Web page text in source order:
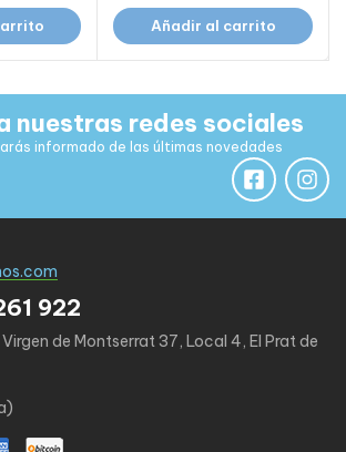
Añadir al carrito
nuestras redes sociales
informado de las últimas novedades
922
de Montserrat 37, Local 4, El Prat de